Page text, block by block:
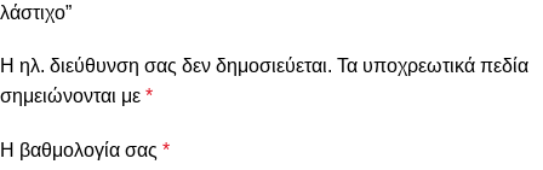
λάστιχο”
Η ηλ. διεύθυνση σας δεν δημοσιεύεται. Τα υποχρεωτικά πεδία
σημειώνονται με *
Η βαθμολογία σας *